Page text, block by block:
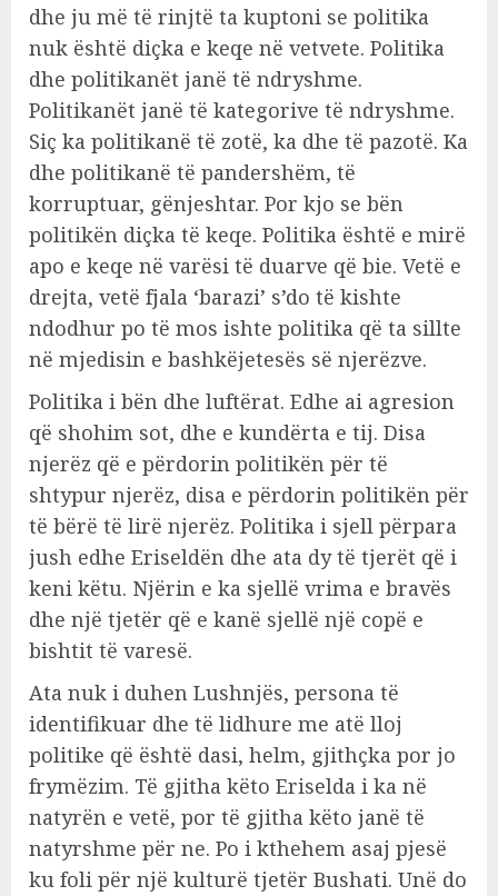
dhe ju më të rinjtë ta kuptoni se politika
nuk është diçka e keqe në vetvete. Politika
dhe politikanët janë të ndryshme.
Politikanët janë të kategorive të ndryshme.
Siç ka politikanë të zotë, ka dhe të pazotë. Ka
dhe politikanë të pandershëm, të
korruptuar, gënjeshtar. Por kjo se bën
politikën diçka të keqe. Politika është e mirë
apo e keqe në varësi të duarve që bie. Vetë e
drejta, vetë fjala ‘barazi’ s’do të kishte
ndodhur po të mos ishte politika që ta sillte
në mjedisin e bashkëjetesës së njerëzve.
Politika i bën dhe luftërat. Edhe ai agresion
që shohim sot, dhe e kundërta e tij. Disa
njerëz që e përdorin politikën për të
shtypur njerëz, disa e përdorin politikën për
të bërë të lirë njerëz. Politika i sjell përpara
jush edhe Eriseldën dhe ata dy të tjerët që i
keni këtu. Njërin e ka sjellë vrima e bravës
dhe një tjetër që e kanë sjellë një copë e
bishtit të varesë.
Ata nuk i duhen Lushnjës, persona të
identifikuar dhe të lidhure me atë lloj
politike që është dasi, helm, gjithçka por jo
frymëzim. Të gjitha këto Eriselda i ka në
natyrën e vetë, por të gjitha këto janë të
natyrshme për ne. Po i kthehem asaj pjesë
ku foli për një kulturë tjetër Bushati. Unë do